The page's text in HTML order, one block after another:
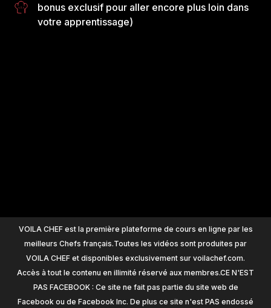
bonus exclusif pour aller encore plus loin dans
votre apprentissage)
VOILA CHEF est la première plateforme de cours en ligne par les
meilleurs Chefs français.Toutes les vidéos sont produites par
VOILA CHEF et disponibles exclusivement sur voilachef.com.
Accès à tout le contenu en illimité réservé aux membres.CE N'EST
PAS FACEBOOK : Ce site ne fait pas partie du site web de
Facebook ou de Facebook Inc. De plus ce site n'est PAS endossé